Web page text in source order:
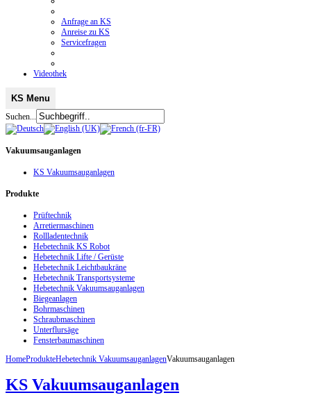
Anfrage an KS
Anreise zu KS
Servicefragen
Videothek
KS Menu
Suchen...
Vakuumsauganlagen
KS Vakuumsauganlagen
Produkte
Prüftechnik
Arretiermaschinen
Rollladentechnik
Hebetechnik KS Robot
Hebetechnik Lifte / Gerüste
Hebetechnik Leichtbaukräne
Hebetechnik Transportsysteme
Hebetechnik Vakuumsauganlagen
Biegeanlagen
Bohrmaschinen
Schraubmaschinen
Unterflursäge
Fensterbaumaschinen
HomeProdukteHebetechnik VakuumsauganlagenVakuumsauganlagen
KS Vakuumsauganlagen